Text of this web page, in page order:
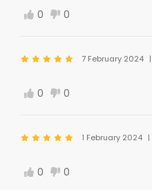
0 0
7 February 2024
0 0
1 February 2024
0 0